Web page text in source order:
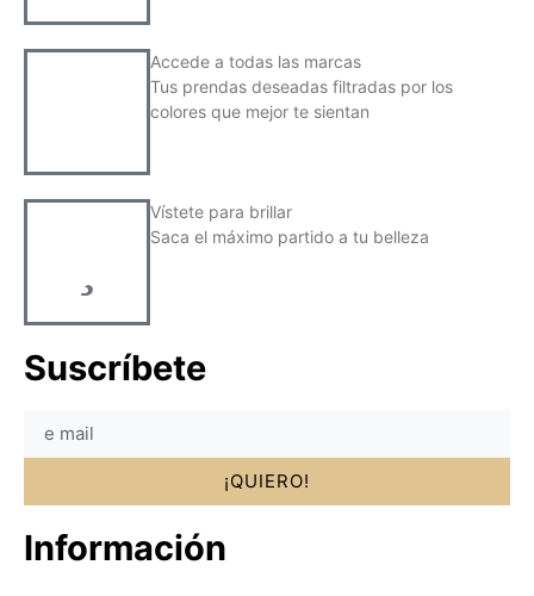
Accede a todas las marcas
Tus prendas deseadas filtradas por los
colores que mejor te sientan
Vístete para brillar
Saca el máximo partido a tu belleza
Suscríbete
¡QUIERO!
Información